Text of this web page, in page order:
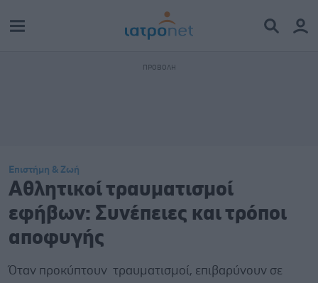
Επιστήμη & Ζωή
Αθλητικοί τραυματισμοί
εφήβων: Συνέπειες και τρόποι
αποφυγής
Όταν προκύπτουν τραυματισμοί, επιβαρύνουν σε